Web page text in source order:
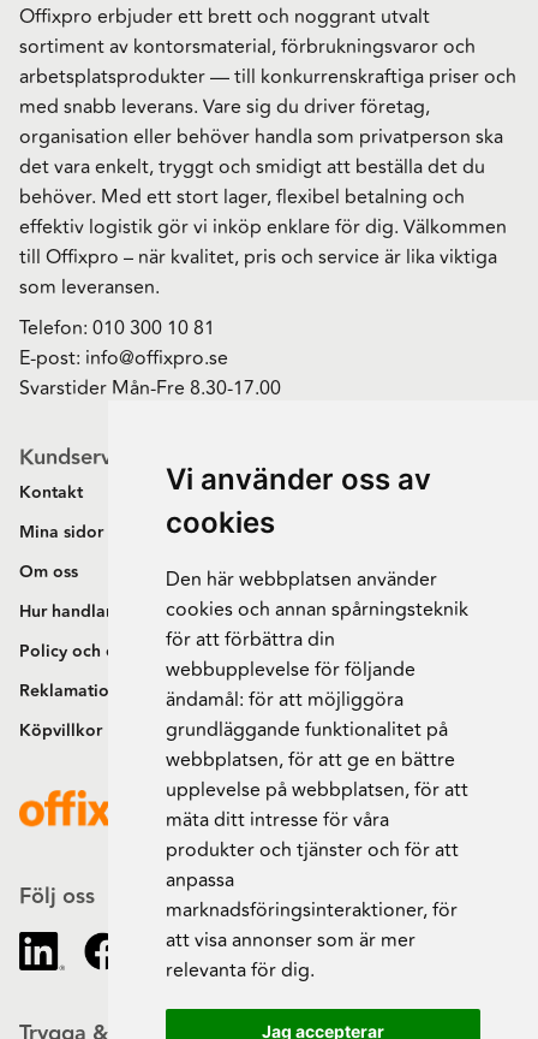
Vi använder oss av
cookies
Den här webbplatsen använder
cookies och annan spårningsteknik
för att förbättra din
webbupplevelse för följande
ändamål: för att möjliggöra
grundläggande funktionalitet på
webbplatsen,för att ge en bättre
upplevelse på webbplatsen,för att
mäta ditt intresse för våra
produkter och tjänster och för att
anpassa
marknadsföringsinteraktioner,för
att visa annonser som är mer
relevanta för dig.
Jag accepterar
Offixpro erbjuder ett brett och noggrant utvalt
sortiment av kontorsmaterial, förbrukningsvaror och
arbetsplatsprodukter — till konkurrenskraftiga priser och
med snabb leverans. Vare sig du driver företag,
organisation eller behöver handla som privatperson ska
det vara enkelt, tryggt och smidigt att beställa det du
behöver. Med ett stort lager, flexibel betalning och
effektiv logistik gör vi inköp enklare för dig. Välkommen
till Offixpro – när kvalitet, pris och service är lika viktiga
som leveransen.
Telefon: 010 300 10 81
E-post: info@offixpro.se
Svarstider Mån-Fre 8.30-17.00
Kundservice
Kontakt
Mina sidor
Om oss
Hur handlar jag?
Policy och cookies
Reklamation och retur
Köpvillkor
Följ oss